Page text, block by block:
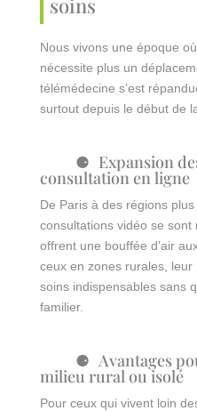
Nous vivons une époque
nécessite plus un
télémédecine s’est
surtout depuis le début de
Expansion
consultation en ligne
De Paris à des régions
consultations vidéo se
offrent une bouffée d’air
ceux en zones rurales, leur
soins indispensables sans
familier.
Avantages
milieu rural ou isolé
Pour ceux qui vivent loin